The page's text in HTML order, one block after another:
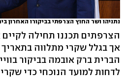
נתניהו ושר החוץ הצרפתי בביקורו האחרון
אך בגלל שקרי מתלווה
הברית ברק אובמה בביקור
לדחות למועד הנוכחי כדי